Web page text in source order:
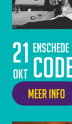
21
okt
Enschede
Meer info